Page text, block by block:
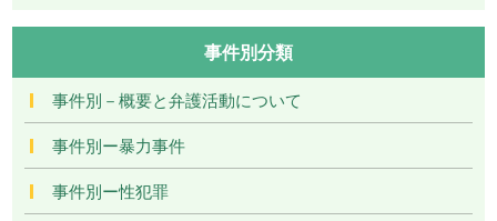
事件別分類
事件別－概要と弁護活動について
事件別ー暴力事件
事件別ー性犯罪